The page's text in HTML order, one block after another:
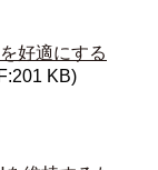
好適にする
KB)